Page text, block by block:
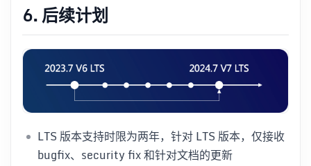
6. 后续计划
LTS 版本支持时限为两年，针对 LTS 版本，仅接收
bugfix、security fix 和针对文档的更新